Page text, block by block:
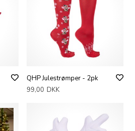
QHP Julestrømper - 2pk
99,00 DKK